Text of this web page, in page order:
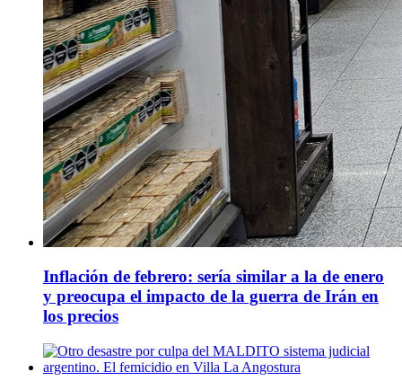
Inflación de febrero: sería similar a la de enero
y preocupa el impacto de la guerra de Irán en
los precios